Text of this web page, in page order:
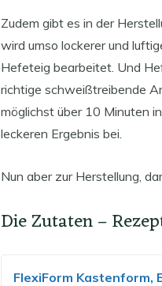
Zudem gibt es in der
wird umso lockerer und
Hefeteig bearbeitet. Und
richtige schweißtreibende
möglichst über 10 Minuten
leckeren Ergebnis bei.
Nun aber zur Herstellung,
Die Zutaten –
FlexiForm Kastenform,